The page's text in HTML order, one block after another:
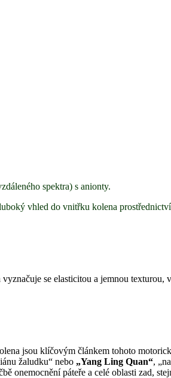
spektra) s anionty.
vhled do vnitřku kolena
se elasticitou a jemnou
jsou klíčovým článkem tohoto
žaludku“ nebo „Yang Ling Quan“,
onemocnění páteře a celé oblasti zad,